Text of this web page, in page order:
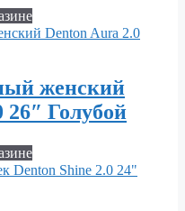
женский
26″ Голубой